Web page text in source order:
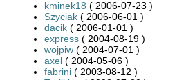
kminek18 ( 2006-07-23 )
Szyciak ( 2006-06-01 )
dacik ( 2006-01-01 )
express ( 2004-08-19 )
wojpiw ( 2004-07-01 )
axel ( 2004-05-06 )
fabrini ( 2003-08-12 )